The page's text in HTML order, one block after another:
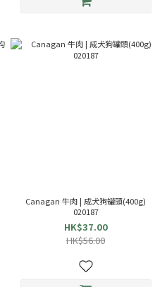
Canagan 牛肉 | 成犬狗罐頭(400g)
020187
HK$37.00
HK$56.00